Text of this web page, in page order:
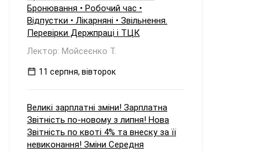
Бронювання • Робочий час •
Відпустки • Лікарняні • Звільнення.
Перевірки Держпраці і ТЦК
Лектор: Мойсеєнко Т.
11 серпня, вівторок
Великі зарплатні зміни! Зарплатна
Звітність по-новому з липня! Нова
Звітність по квоті 4% та внеску за її
невиконання! Зміни Середня